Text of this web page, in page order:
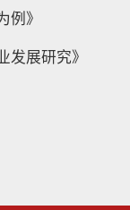
例》
发展研究》